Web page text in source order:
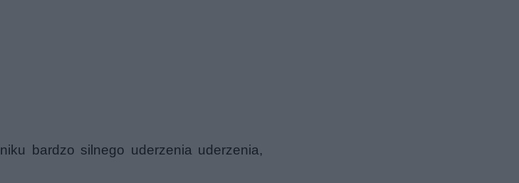
bardzo silnego uderzenia uderzenia,